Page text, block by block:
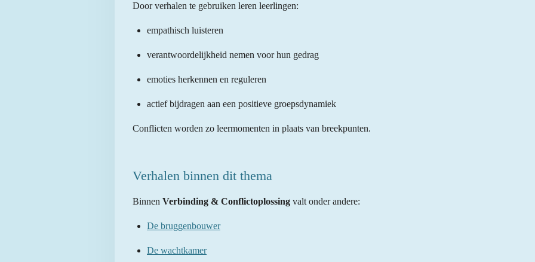
Door verhalen te gebruiken leren leerlingen:
empathisch luisteren
verantwoordelijkheid nemen voor hun gedrag
emoties herkennen en reguleren
actief bijdragen aan een positieve groepsdynamiek
Conflicten worden zo leermomenten in plaats van breekpunten.
Verhalen binnen dit thema
Binnen Verbinding & Conflictoplossing valt onder andere:
De bruggenbouwer
De wachtkamer